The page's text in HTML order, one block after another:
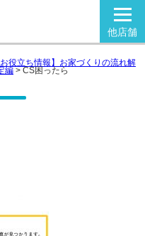
他店舗
お役立ち情報】お家づくりの流れ解
編 > CS困ったら